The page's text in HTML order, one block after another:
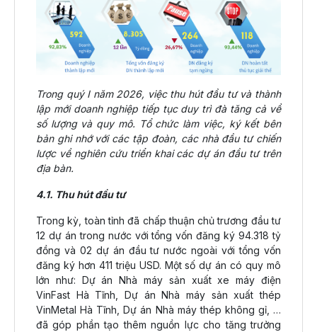
Trong quý I năm 2026, việc thu hút đầu tư và thành
lập mới doanh nghiệp tiếp tục duy trì đà tăng cả về
số lượng và quy mô. Tổ chức làm việc, ký kết bên
bản ghi nhớ với các tập đoàn, các nhà đầu tư chiến
lược về nghiên cứu triển khai các dự án đầu tư trên
địa bàn.
4.1. Thu hút đầu tư
Trong kỳ, toàn tỉnh đã chấp thuận chủ trương đầu tư
12 dự án trong nước với tổng vốn đăng ký 94.318 tỷ
đồng và 02 dự án đầu tư nước ngoài với tổng vốn
đăng ký hơn 411 triệu USD. Một số dự án có quy mô
lớn như: Dự án Nhà máy sản xuất xe máy điện
VinFast Hà Tĩnh, Dự án Nhà máy sản xuất thép
VinMetal Hà Tĩnh, Dự án Nhà máy thép không gỉ, …
đã góp phần tạo thêm nguồn lực cho tăng trưởng